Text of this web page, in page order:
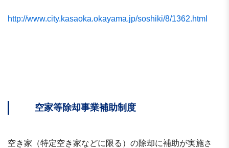
http://www.city.kasaoka.okayama.jp/soshiki/8/1362.html
空家等除却事業補助制度
空き家（特定空き家などに限る）の除却に補助が実施さ